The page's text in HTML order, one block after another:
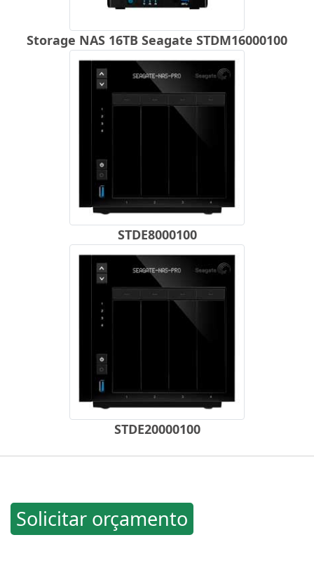
Storage NAS 16TB Seagate STDM16000100
STDE8000100
STDE20000100
Solicitar orçamento